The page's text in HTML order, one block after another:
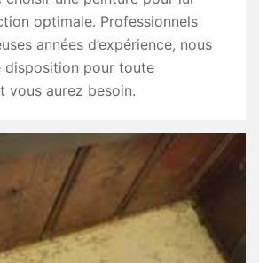
optimale. Professionnels
années d’expérience, nous
disposition pour toute
vous aurez besoin.